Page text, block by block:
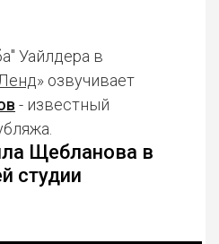
Уайлдера в
» озвучивает
- известный
Щебланова в
студии